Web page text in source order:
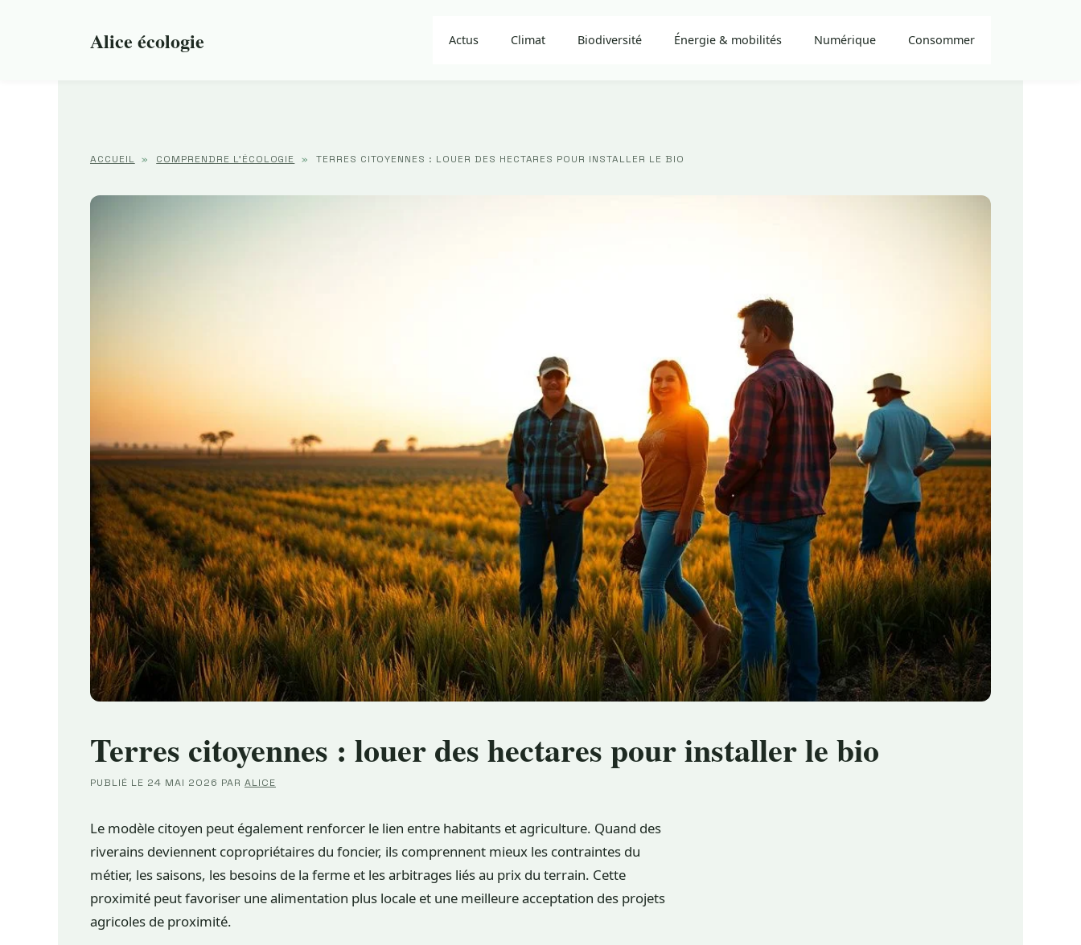
Alice écologie Actus Climat Biodiversité Énergie & mobilités Numérique Consommer
ACCUEIL » COMPRENDRE L'ÉCOLOGIE » TERRES CITOYENNES : LOUER DES HECTARES POUR INSTALLER LE BIO
Terres citoyennes : louer des hectares pour installer le bio
PUBLIÉ LE 24 MAI 2026 PAR ALICE
Le modèle citoyen peut également renforcer le lien entre habitants et agriculture. Quand des
riverains deviennent copropriétaires du foncier, ils comprennent mieux les contraintes du
métier, les saisons, les besoins de la ferme et les arbitrages liés au prix du terrain. Cette
proximité peut favoriser une alimentation plus locale et une meilleure acceptation des projets
agricoles de proximité.